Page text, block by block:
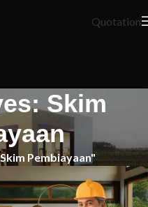
Quotation
Skim
Pembiayaan"